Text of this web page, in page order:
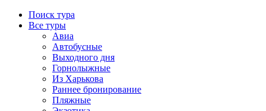
Поиск тура
Все туры
Авиа
Автобусные
Выходного дня
Горнолыжные
Из Харькова
Раннее бронирование
Пляжные